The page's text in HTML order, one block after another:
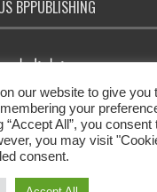
BPPUBLISHING
our website to give you
your
All”, you consent
you may visit
consent.